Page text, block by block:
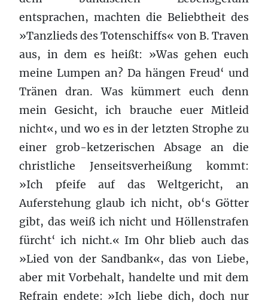
entsprachen, machten die Beliebtheit des
»Tanzlieds des Totenschiffs« von B. Traven
aus, in dem es heißt: »Was gehen euch
meine Lumpen an? Da hängen Freud‘ und
Tränen dran. Was kümmert euch denn
mein Gesicht, ich brauche euer Mitleid
nicht«, und wo es in der letzten Strophe zu
einer grob-ketzerischen Absage an die
christliche Jenseitsverheißung kommt:
»Ich pfeife auf das Weltgericht, an
Auferstehung glaub ich nicht, ob‘s Götter
gibt, das weiß ich nicht und Höllenstrafen
fürcht‘ ich nicht.« Im Ohr blieb auch das
»Lied von der Sandbank«, das von Liebe,
aber mit Vorbehalt, handelte und mit dem
Refrain endete: »Ich liebe dich, doch nur